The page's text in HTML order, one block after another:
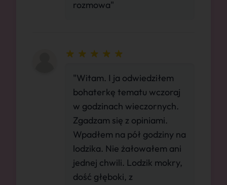
rozmowa"
"Witam. I ja odwiedziłem
bohaterkę tematu wczoraj
w godzinach wieczornych.
Zgadzam się z opiniami.
Wpadłem na pół godziny na
lodzika. Nie żałowałem ani
jednej chwili. Lodzik mokry,
dość głęboki, z